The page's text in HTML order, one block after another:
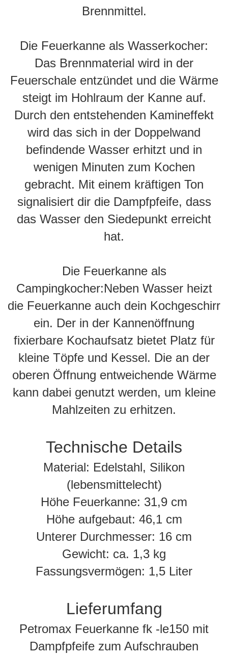
Brennmittel.
Die Feuerkanne als Wasserkocher:
Das Brennmaterial wird in der
Feuerschale entzündet und die Wärme
steigt im Hohlraum der Kanne auf.
Durch den entstehenden Kamineffekt
wird das sich in der Doppelwand
befindende Wasser erhitzt und in
wenigen Minuten zum Kochen
gebracht. Mit einem kräftigen Ton
signalisiert dir die Dampfpfeife, dass
das Wasser den Siedepunkt erreicht
hat.
Die Feuerkanne als
Campingkocher:Neben Wasser heizt
die Feuerkanne auch dein Kochgeschirr
ein. Der in der Kannenöffnung
fixierbare Kochaufsatz bietet Platz für
kleine Töpfe und Kessel. Die an der
oberen Öffnung entweichende Wärme
kann dabei genutzt werden, um kleine
Mahlzeiten zu erhitzen.
Technische Details
Material: Edelstahl, Silikon
(lebensmittelecht)
Höhe Feuerkanne: 31,9 cm
Höhe aufgebaut: 46,1 cm
Unterer Durchmesser: 16 cm
Gewicht: ca. 1,3 kg
Fassungsvermögen: 1,5 Liter
Lieferumfang
Petromax Feuerkanne fk -le150 mit
Dampfpfeife zum Aufschrauben